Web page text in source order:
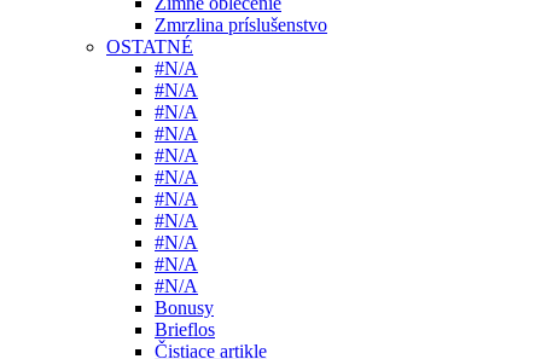
Zmrzlina príslušenstvo
OSTATNÉ
#N/A
#N/A
#N/A
#N/A
#N/A
#N/A
#N/A
#N/A
#N/A
#N/A
#N/A
Bonusy
Brieflos
Čistiace artikle